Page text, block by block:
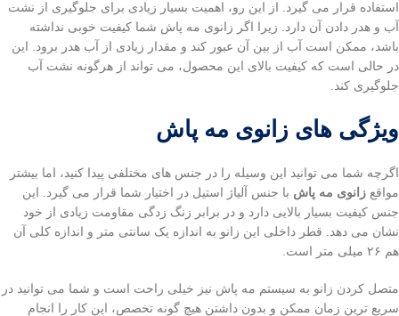
استفاده قرار می گیرد. از این رو، اهمیت بسیار زیادی برای جلوگیری از نشت
آب و هدر دادن آن دارد. زیرا اگر زانوی مه پاش شما کیفیت خوبی نداشته
باشد، ممکن است آب از بین آن عبور کند و مقدار زیادی از آب هدر برود. این
در حالی است که کیفیت بالای این محصول، می تواند از هرگونه نشت آب
جلوگیری کند.
ویژگی های زانوی مه پاش
اگرچه شما می توانید این وسیله را در جنس های مختلفی پیدا کنید، اما بیشتر
مواقع زانوی مه پاش با جنس آلیاژ استیل در اختیار شما قرار می گیرد. این
جنس کیفیت بسیار بالایی دارد و در برابر زنگ زدگی مقاومت زیادی از خود
نشان می دهد. قطر داخلی این زانو به اندازه یک سانتی متر و اندازه کلی آن
هم ۲۶ میلی متر است.
متصل کردن زانو به سیستم مه پاش نیز خیلی راحت است و شما می توانید در
سریع ترین زمان ممکن و بدون داشتن هیچ گونه تخصص، این کار را انجام